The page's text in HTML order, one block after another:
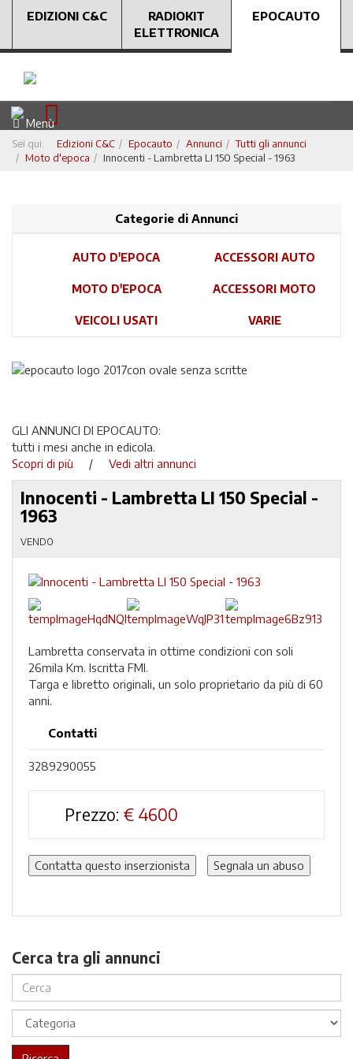
EDIZIONI C&C
RADIOKIT
ELETTRONICA
EPOCAUTO
Menù
Sei qui: Edizioni C&C Epocauto Annunci
Tutti gli annunci
Moto d'epoca
Innocenti - Lambretta LI 150 Special - 1963
Categorie di Annunci
AUTO D'EPOCA ACCESSORI AUTO
MOTO D'EPOCA ACCESSORI MOTO
VEICOLI USATI VARIE
GLI ANNUNCI DI EPOCAUTO:
tutti i mesi anche in edicola.
Scopri di più
/ Vedi altri annunci
Innocenti - Lambretta LI 150 Special -
1963
VENDO
Lambretta conservata in ottime condizioni con soli
26mila Km. Iscritta FMI.
Targa e libretto originali, un solo proprietario da più di 60
anni.
Contatti
3289290055
Prezzo: € 4600
Contatta questo inserzionista Segnala un abuso
Cerca tra gli annunci